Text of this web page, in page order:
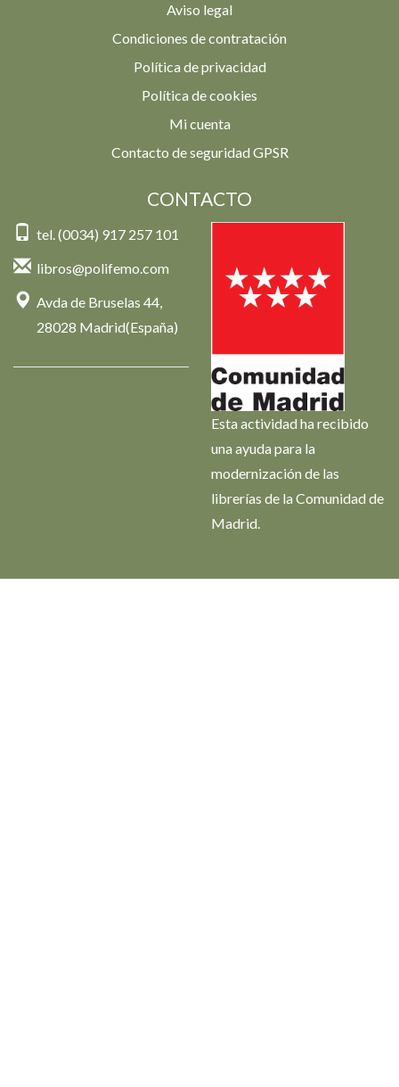
Aviso legal
Condiciones de contratación
Política de privacidad
Política de cookies
Mi cuenta
Contacto de seguridad GPSR
CONTACTO
tel. (0034) 917 257 101
libros@polifemo.com
Avda de Bruselas 44,
28028 Madrid(España)
Esta actividad ha recibido
una ayuda para la
modernización de las
librerías de la Comunidad de
Madrid.